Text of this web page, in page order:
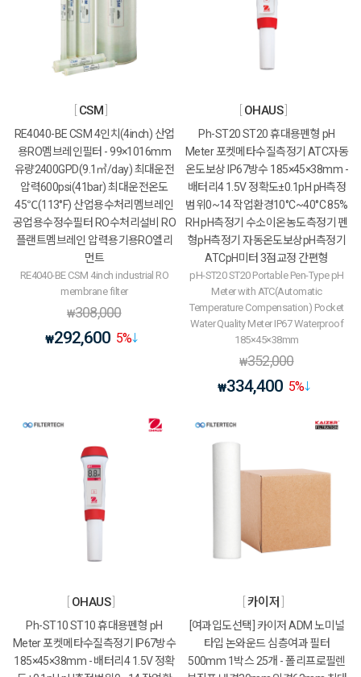
CSM
RE4040-BE CSM 4인치(4inch) 산업
용RO멤브레인필터 - 99×1016mm
유량2400GPD(9.1㎥/day) 최대운전
압력600psi(41bar) 최대운전온도
45℃(113°F) 산업용수처리멤브레인
공업용수정수필터 RO수처리설비 RO
플랜트멤브레인 압력용기용RO엘리
먼트
RE4040-BE CSM 4inch industrial RO
membrane filter
₩308,000
₩292,600 5%
OHAUS
Ph-ST20 ST20 휴대용펜형 pH
Meter 포켓메타수질측정기 ATC자동
온도보상 IP67방수 185×45×38mm -
배터리4 1.5V 정확도±0.1pH pH측정
범위0~14 작업환경10°C~40°C 85%
RH pH측정기 수소이온농도측정기 펜
형pH측정기 자동온도보상pH측정기
ATCpH미터 3점교정 간편형
pH-ST20 ST20 Portable Pen-Type pH
Meter with ATC(Automatic
Temperature Compensation) Pocket
Water Quality Meter IP67 Waterproof
185×45×38mm
₩352,000
₩334,400 5%
OHAUS
Ph-ST10 ST10 휴대용펜형 pH
Meter 포켓메타수질측정기 IP67방수
185×45×38mm - 배터리4 1.5V 정확
카이저
[여과입도선택] 카이저 ADM 노미널
타입 논와운드 심층여과 필터
500mm 1박스 25개 - 폴리프로필렌